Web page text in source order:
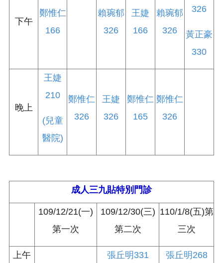
下午
鄭惟仁
166
賴琬郁
326
王婕
166
賴琬郁
326
326
黃正豪
330
晚上
王婕
210
(兒童
醫院)
鄭惟仁
326
王婕
326
鄭惟仁
165
鄭惟仁
326
成人三九貼特別門診
109/12/21(一)
第一次
109/12/30(三)
第二次
110/1/8(五)第
三次
上午 張丘明331 張丘明268